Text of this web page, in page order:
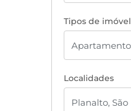
Tipos de imóvel
Localidades